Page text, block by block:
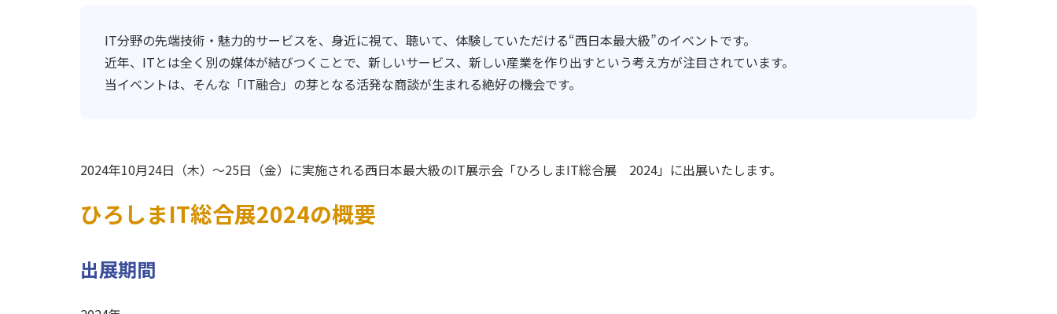
IT分野の先端技術・魅力的サービスを、身近に視て、聴いて、体験していただける“西日本最大級”のイベントです。
近年、ITとは全く別の媒体が結びつくことで、新しいサービス、新しい産業を作り出すという考え方が注目されています。
当イベントは、そんな「IT融合」の芽となる活発な商談が生まれる絶好の機会です。
2024年10月24日（木）～25日（金）に実施される西日本最大級のIT展示会「ひろしまIT総合展 2024」に出展いたします。
ひろしまIT総合展2024の概要
出展期間